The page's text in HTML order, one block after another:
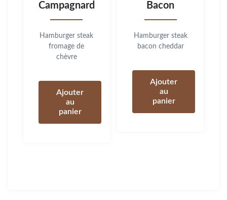
Campagnard
Hamburger steak
fromage de
chèvre
Ajouter
au
panier
Bacon
Hamburger steak
bacon cheddar
Ajouter
au
panier